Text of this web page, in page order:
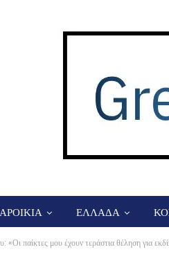
ΕΛΛΑΔΑ
«Οι παίκτες μου έχουν τεράστια θέληση για